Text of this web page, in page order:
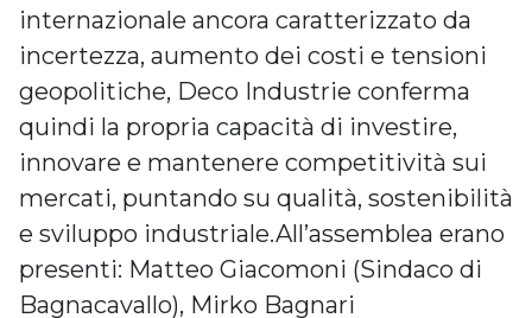
internazionale ancora caratterizzato da
incertezza, aumento dei costi e tensioni
geopolitiche, Deco Industrie conferma
quindi la propria capacità di investire,
innovare e mantenere competitività sui
mercati, puntando su qualità, sostenibilità
e sviluppo industriale.All’assemblea erano
presenti: Matteo Giacomoni (Sindaco di
Bagnacavallo), Mirko Bagnari